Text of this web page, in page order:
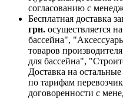
согласованию с
Бесплатная доставка
грн. осуществляется
бассейна",
товаров
для бассейна",
Доставка на
по тарифам
договоренности с